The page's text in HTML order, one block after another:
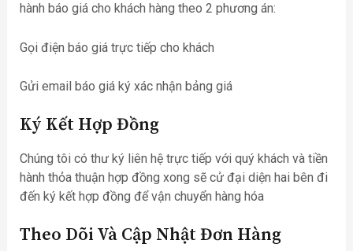
hành báo giá cho khách hàng theo 2 phương án:
Gọi điện báo giá trực tiếp cho khách
Gửi email báo giá ký xác nhận bảng giá
Ký Kết Hợp Đồng
Chúng tôi có thư ký liên hệ trực tiếp với quý khách và tiền
hành thỏa thuận hợp đồng xong sẽ cử đại diện hai bên đi
đến ký kết hợp đồng để vận chuyển hàng hóa
Theo Dõi Và Cập Nhật Đơn Hàng